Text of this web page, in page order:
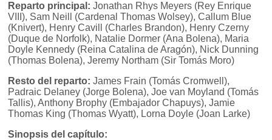
Reparto principal: Jonathan Rhys Meyers (Rey Enrique
VIII), Sam Neill (Cardenal Thomas Wolsey), Callum Blue
(Knivert), Henry Cavill (Charles Brandon), Henry Czerny
(Duque de Norfolk), Natalie Dormer (Ana Bolena), Maria
Doyle Kennedy (Reina Catalina de Aragón), Nick Dunning
(Thomas Bolena), Jeremy Northam (Sir Tomás Moro)
Resto del reparto: James Frain (Tomás Cromwell),
Padraic Delaney (Jorge Bolena), Joe van Moyland (Tomás
Tallis), Anthony Brophy (Embajador Chapuys), Jamie
Thomas King (Thomas Wyatt), Lorna Doyle (Joan Larke)
Sinopsis del capítulo: